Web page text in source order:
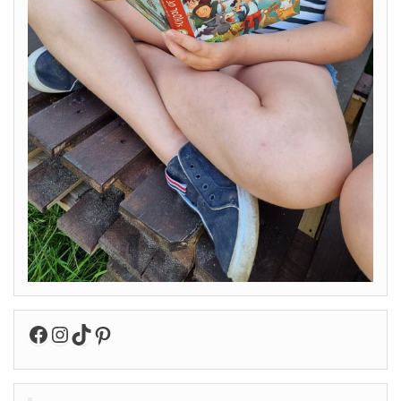
Facebook
Instagram
TikTok
Pinterest